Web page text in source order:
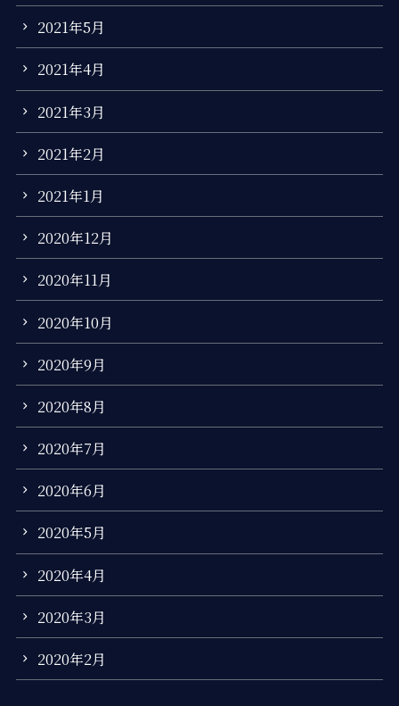
2021年5月
2021年4月
2021年3月
2021年2月
2021年1月
2020年12月
2020年11月
2020年10月
2020年9月
2020年8月
2020年7月
2020年6月
2020年5月
2020年4月
2020年3月
2020年2月